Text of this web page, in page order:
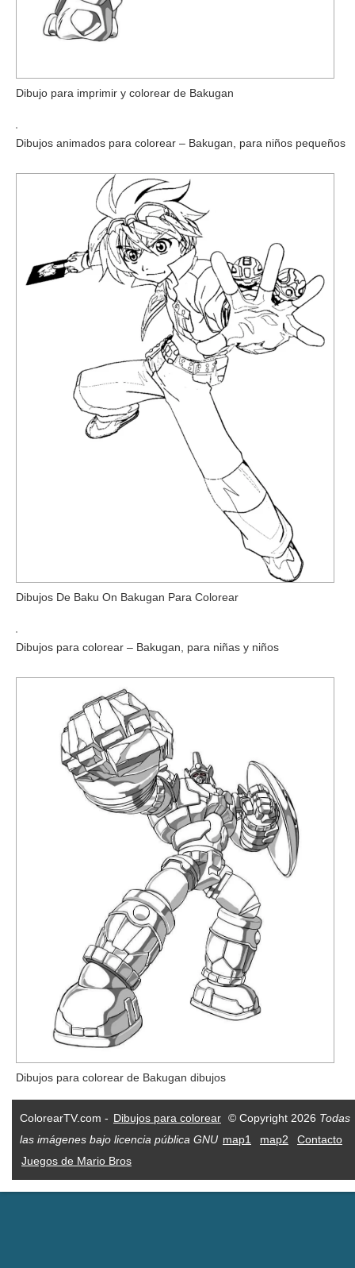
Dibujo para imprimir y colorear de Bakugan
Dibujos animados para colorear – Bakugan, para niños pequeños
Dibujos De Baku On Bakugan Para Colorear
Dibujos para colorear – Bakugan, para niñas y niños
Dibujos para colorear de Bakugan dibujos
ColorearTV.com - Dibujos para colorear © Copyright 2026 Todas
las imágenes bajo licencia pública GNU map1 map2
Contacto
Juegos de Mario Bros